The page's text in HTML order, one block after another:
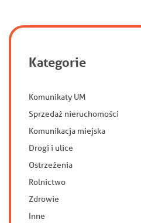
Kategorie
Komunikaty UM
Sprzedaż nieruchomości
Komunikacja miejska
Drogi i ulice
Ostrzeżenia
Rolnictwo
Zdrowie
Inne